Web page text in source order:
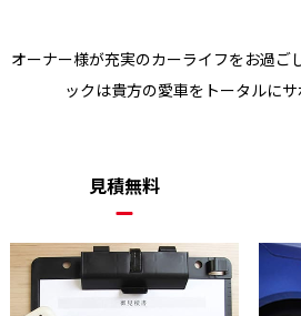
オーナー様が充実のカーライフをお過ご
ックは貴方の愛車をトータルにサ
見積無料